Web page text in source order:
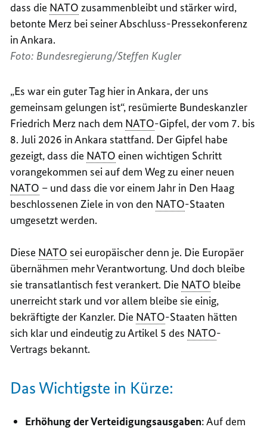
dass die NATO zusammenbleibt und stärker wird,
betonte Merz bei seiner Abschluss-Pressekonferenz
in Ankara.
Foto: Bundesregierung/Steffen Kugler
„Es war ein guter Tag hier in Ankara, der uns
gemeinsam gelungen ist“, resümierte Bundeskanzler
Friedrich Merz nach dem NATO-Gipfel, der vom 7. bis
8. Juli 2026 in Ankara stattfand. Der Gipfel habe
gezeigt, dass die NATO einen wichtigen Schritt
vorangekommen sei auf dem Weg zu einer neuen
NATO – und dass die vor einem Jahr in Den Haag
beschlossenen Ziele in von den NATO-Staaten
umgesetzt werden.
Diese NATO sei europäischer denn je. Die Europäer
übernähmen mehr Verantwortung. Und doch bleibe
sie transatlantisch fest verankert. Die NATO bleibe
unerreicht stark und vor allem bleibe sie einig,
bekräftigte der Kanzler. Die NATO-Staaten hätten
sich klar und eindeutig zu Artikel 5 des NATO-
Vertrags bekannt.
Das Wichtigste in Kürze:
Erhöhung der Verteidigungsausgaben: Auf dem